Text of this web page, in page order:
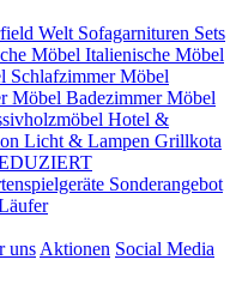
Welt Sofagarnituren Sets
Möbel Italienische Möbel
Schlafzimmer Möbel
Möbel Badezimmer Möbel
Hotel &
Licht & Lampen Grillkota
Sonderangebot
uns Aktionen Social Media